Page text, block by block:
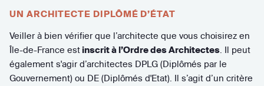
UN ARCHITECTE DIPLÔMÉ D’ÉTAT
Veiller à bien vérifier que l’architecte que vous choisirez en
Île-de-France estinscrit à l’Ordre des Architectes. Il peut
également s'agir d’architectes DPLG (Diplômés par le
Gouvernement) ou DE (Diplômés d'Etat). Il s’agit d’un critère